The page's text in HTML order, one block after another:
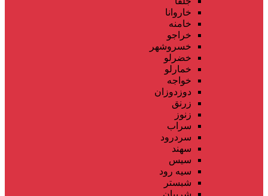
خاروانا
خامنه
خراجو
خسروشهر
خضرلو
خمارلو
خواجه
دوزدوزان
زرنق
زنوز
سراب
سردرود
سهند
سیس
سیه رود
شبستر
شربیان